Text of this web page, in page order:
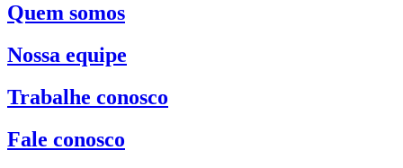
Quem somos
Nossa equipe
Trabalhe conosco
Fale conosco